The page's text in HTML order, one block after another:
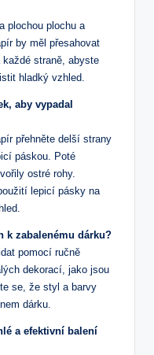
plochou plochu a
by měl přesahovat
každé straně, abyste
hladký vzhled.
aby vypadal
přehněte delší strany
páskou. Poté
ostré rohy.
lepicí pásky na
k zabalenému dárku?
pomocí ručně
dekorací, jako jsou
se, že styl a barvy
dárku.
a efektivní balení